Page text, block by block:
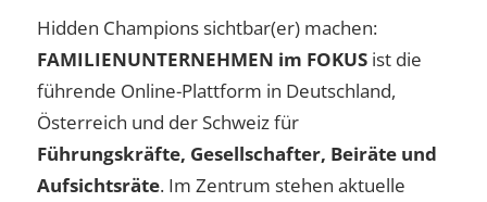
Hidden Champions sichtbar(er) machen:
FAMILIENUNTERNEHMEN im FOKUS ist die
führende Online-Plattform in Deutschland,
Österreich und der Schweiz für
Führungskräfte, Gesellschafter, Beiräte und
Aufsichtsräte. Im Zentrum stehen aktuelle